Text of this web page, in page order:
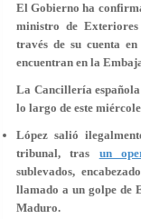
El Gobierno ha
ministro de
través de su cuenta
encuentran en la
La Cancillería
lo largo de este
López salió
tribunal, tras un
sublevados,
llamado a un golpe de
Maduro.